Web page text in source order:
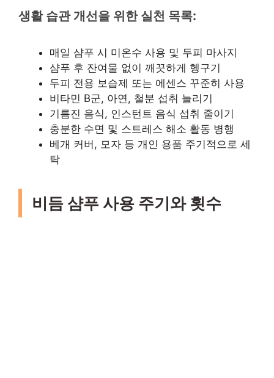
생활 습관 개선을 위한 실천 목록:
매일 샴푸 시 미온수 사용 및 두피 마사지
샴푸 후 잔여물 없이 깨끗하게 헹구기
두피 전용 보습제 또는 에센스 꾸준히 사용
비타민 B군, 아연, 철분 섭취 늘리기
기름진 음식, 인스턴트 음식 섭취 줄이기
충분한 수면 및 스트레스 해소 활동 병행
베개 커버, 모자 등 개인 용품 주기적으로 세
탁
비듬 샴푸 사용 주기와 횟수